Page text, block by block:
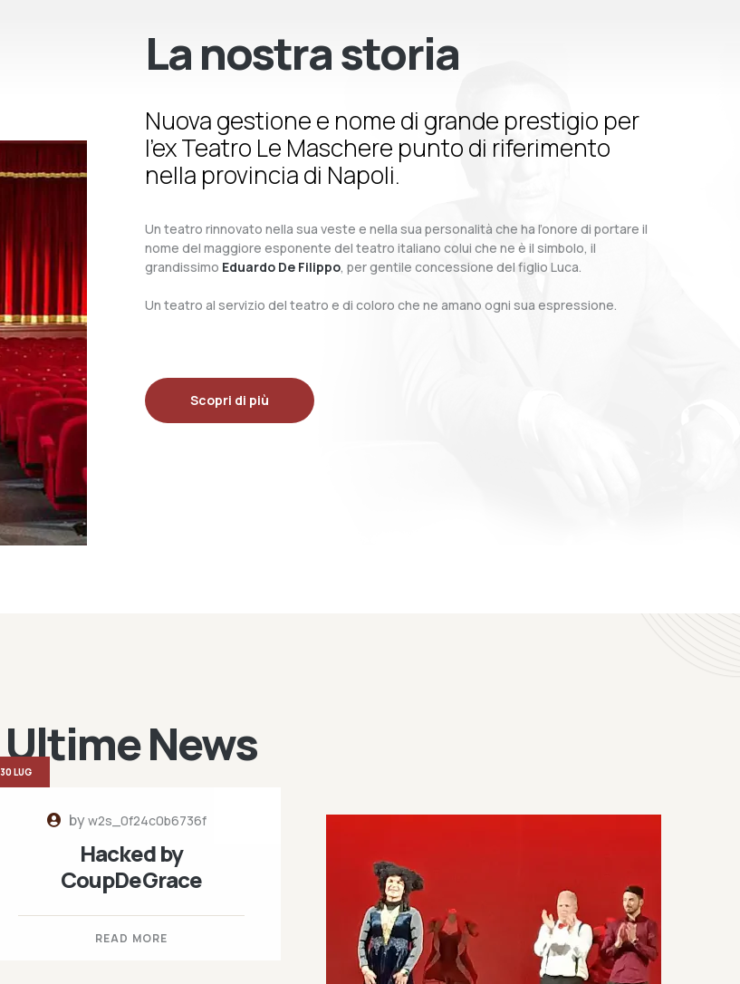
La nostra storia
Nuova gestione e nome di grande prestigio per
l’ex Teatro Le Maschere punto di riferimento
nella provincia di Napoli.
Un teatro rinnovato nella sua veste e nella sua personalità che ha l’onore di portare il
nome del maggiore esponente del teatro italiano colui che ne è il simbolo, il
grandissimo Eduardo De Filippo, per gentile concessione del figlio Luca.
Un teatro al servizio del teatro e di coloro che ne amano ogni sua espressione.
Scopri di più
Ultime News
byw2s_0f24c0b6736f
Hacked by
CoupDeGrace
READ MORE
30 LUG